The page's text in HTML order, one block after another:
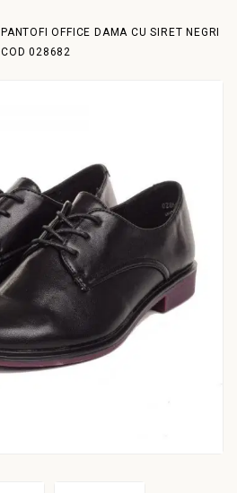
PANTOFI OFFICE DAMA CU SIRET NEGRI
COD 028682